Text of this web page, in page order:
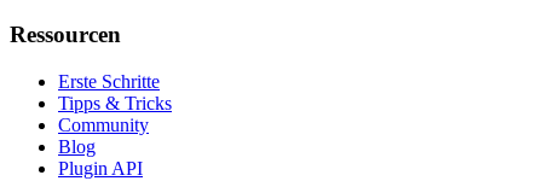
Ressourcen
Erste Schritte
Tipps & Tricks
Community
Blog
Plugin API